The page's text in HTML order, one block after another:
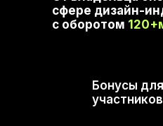
Бонусы для
сфере дизайн-
с оборотом